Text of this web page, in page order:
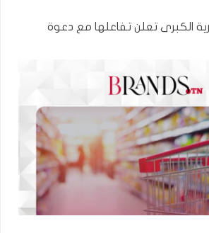
الكبرى تعلن تفاعلها مع دعوة